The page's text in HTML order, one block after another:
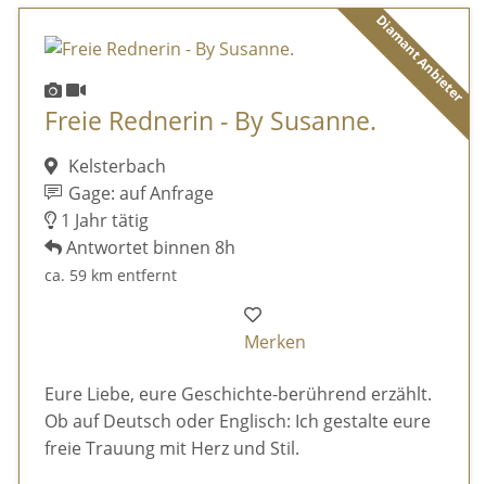
Diamant Anbieter
Freie Rednerin - By Susanne.
Kelsterbach
Gage: auf Anfrage
1 Jahr tätig
Antwortet binnen 8h
ca. 59 km entfernt
Merken
Eure Liebe, eure Geschichte-berührend erzählt.
Ob auf Deutsch oder Englisch: Ich gestalte eure
freie Trauung mit Herz und Stil.